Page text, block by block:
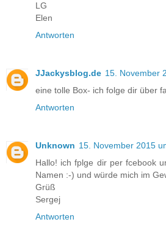
LG
Elen
Antworten
JJackysblog.de 15. November
eine tolle Box- ich folge dir über
Antworten
Unknown 15. November 2015
Hallo! ich fplge dir per fcebook
Namen :-) und würde mich im
Grüß
Sergej
Antworten